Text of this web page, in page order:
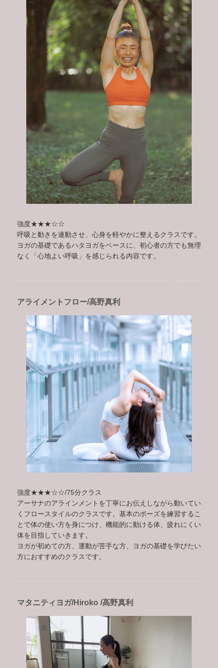
強度★★★☆☆
呼吸と動きを連動させ、心身を軽やかに整えるクラスです。
ヨガの基礎であるハタヨガをベースに、初心者の方でも無理
なく「心地よい呼吸」を感じられる内容です。
アライメントフロー/高野真利
強度★★★☆☆/75分クラス
アーサナのアラインメントを丁寧にお伝えしながら動いてい
くフロースタイルのクラスです。基本のポーズを練習するこ
とで体の使い方を身につけ、機能的に動ける体、疲れにくい
体を目指していきます。
ヨガが初めての方、運動が苦手な方、ヨガの基礎を学びたい
方におすすめのクラスです。
マタニティヨガ/Hiroko /高野真利